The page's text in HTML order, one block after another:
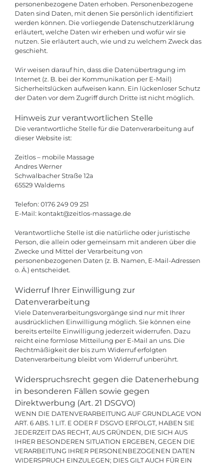
personenbezogene Daten erhoben. Personenbezogene
Daten sind Daten, mit denen Sie persönlich identifiziert
werden können. Die vorliegende Datenschutzerklärung
erläutert, welche Daten wir erheben und wofür wir sie
nutzen. Sie erläutert auch, wie und zu welchem Zweck das
geschieht.
Wir weisen darauf hin, dass die Datenübertragung im
Internet (z. B. bei der Kommunikation per E-Mail)
Sicherheitslücken aufweisen kann. Ein lückenloser Schutz
der Daten vor dem Zugriff durch Dritte ist nicht möglich.
Hinweis zur verantwortlichen Stelle
Die verantwortliche Stelle für die Datenverarbeitung auf
dieser Website ist:
Zeitlos – mobile Massage
Andres Werner
Schwalbacher Straße 12a
65529 Waldems
Telefon: 0176 249 09 251
E-Mail: kontakt@zeitlos-massage.de
Verantwortliche Stelle ist die natürliche oder juristische
Person, die allein oder gemeinsam mit anderen über die
Zwecke und Mittel der Verarbeitung von
personenbezogenen Daten (z. B. Namen, E-Mail-Adressen
o. Ä.) entscheidet.
Widerruf Ihrer Einwilligung zur
Datenverarbeitung
Viele Datenverarbeitungsvorgänge sind nur mit Ihrer
ausdrücklichen Einwilligung möglich. Sie können eine
bereits erteilte Einwilligung jederzeit widerrufen. Dazu
reicht eine formlose Mitteilung per E-Mail an uns. Die
Rechtmäßigkeit der bis zum Widerruf erfolgten
Datenverarbeitung bleibt vom Widerruf unberührt.
Widerspruchsrecht gegen die Datenerhebung
in besonderen Fällen sowie gegen
Direktwerbung (Art. 21 DSGVO)
WENN DIE DATENVERARBEITUNG AUF GRUNDLAGE VON
ART. 6 ABS. 1 LIT. E ODER F DSGVO ERFOLGT, HABEN SIE
JEDERZEIT DAS RECHT, AUS GRÜNDEN, DIE SICH AUS
IHRER BESONDEREN SITUATION ERGEBEN, GEGEN DIE
VERARBEITUNG IHRER PERSONENBEZOGENEN DATEN
WIDERSPRUCH EINZULEGEN; DIES GILT AUCH FÜR EIN